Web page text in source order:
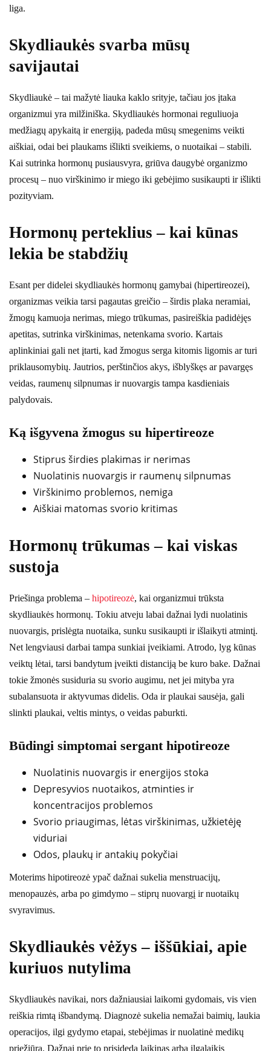
liga.
Skydliaukės svarba mūsų
savijautai
Skydliaukė – tai mažytė liauka kaklo srityje, tačiau jos įtaka
organizmui yra milžiniška. Skydliaukės hormonai reguliuoja
medžiagų apykaitą ir energiją, padeda mūsų smegenims veikti
aiškiai, odai bei plaukams išlikti sveikiems, o nuotaikai – stabili.
Kai sutrinka hormonų pusiausvyra, griūva daugybė organizmo
procesų – nuo virškinimo ir miego iki gebėjimo susikaupti ir išlikti
pozityviam.
Hormonų perteklius – kai kūnas
lekia be stabdžių
Esant per didelei skydliaukės hormonų gamybai (hipertireozei),
organizmas veikia tarsi pagautas greičio – širdis plaka neramiai,
žmogų kamuoja nerimas, miego trūkumas, pasireiškia padidėjęs
apetitas, sutrinka virškinimas, netenkama svorio. Kartais
aplinkiniai gali net įtarti, kad žmogus serga kitomis ligomis ar turi
priklausomybių. Jautrios, perštinčios akys, išblyškęs ar pavargęs
veidas, raumenų silpnumas ir nuovargis tampa kasdieniais
palydovais.
Ką išgyvena žmogus su hipertireoze
Stiprus širdies plakimas ir nerimas
Nuolatinis nuovargis ir raumenų silpnumas
Virškinimo problemos, nemiga
Aiškiai matomas svorio kritimas
Hormonų trūkumas – kai viskas
sustoja
Priešinga problema – hipotireozė, kai organizmui trūksta
skydliaukės hormonų. Tokiu atveju labai dažnai lydi nuolatinis
nuovargis, prislėgta nuotaika, sunku susikaupti ir išlaikyti atmintį.
Net lengviausi darbai tampa sunkiai įveikiami. Atrodo, lyg kūnas
veiktų lėtai, tarsi bandytum įveikti distanciją be kuro bake. Dažnai
tokie žmonės susiduria su svorio augimu, net jei mityba yra
subalansuota ir aktyvumas didelis. Oda ir plaukai sausėja, gali
slinkti plaukai, veltis mintys, o veidas paburkti.
Būdingi simptomai sergant hipotireoze
Nuolatinis nuovargis ir energijos stoka
Depresyvios nuotaikos, atminties ir
koncentracijos problemos
Svorio priaugimas, lėtas virškinimas, užkietėję
viduriai
Odos, plaukų ir antakių pokyčiai
Moterims hipotireozė ypač dažnai sukelia menstruacijų,
menopauzės, arba po gimdymo – stiprų nuovargį ir nuotaikų
svyravimus.
Skydliaukės vėžys – iššūkiai, apie
kuriuos nutylima
Skydliaukės navikai, nors dažniausiai laikomi gydomais, vis vien
reiškia rimtą išbandymą. Diagnozė sukelia nemažai baimių, laukia
operacijos, ilgi gydymo etapai, stebėjimas ir nuolatinė medikų
priežiūra. Dažnai prie to prisideda laikinas arba ilgalaikis